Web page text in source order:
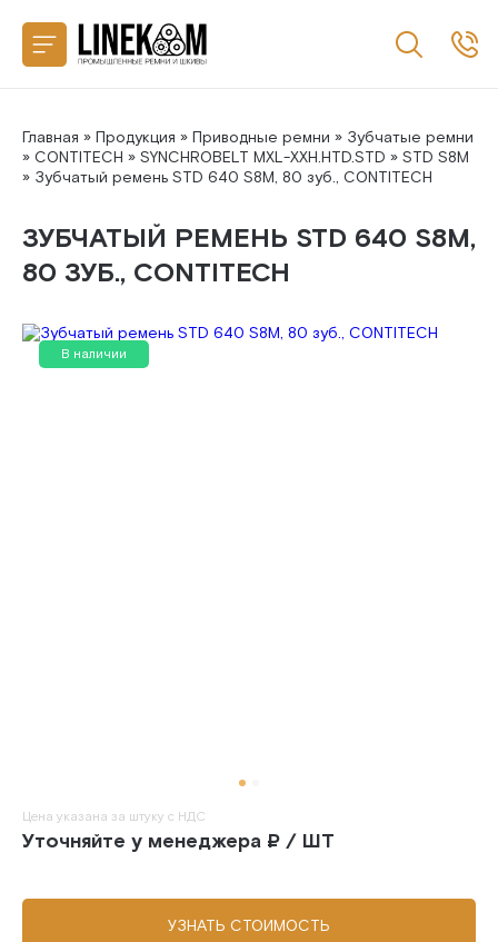
Главная » Продукция » Приводные ремни » Зубчатые ремни
» CONTITECH » SYNCHROBELT MXL-XXH.HTD.STD » STD S8M
» Зубчатый ремень STD 640 S8M, 80 зуб., CONTITECH
ЗУБЧАТЫЙ РЕМЕНЬ STD 640 S8M,
80 ЗУБ., CONTITECH
В наличии
Цена указана за штуку с НДС
Уточняйте у менеджера ₽ / ШТ
УЗНАТЬ СТОИМОСТЬ
Назад
SANLUX
MEGADYNE
MITSUBOSHI